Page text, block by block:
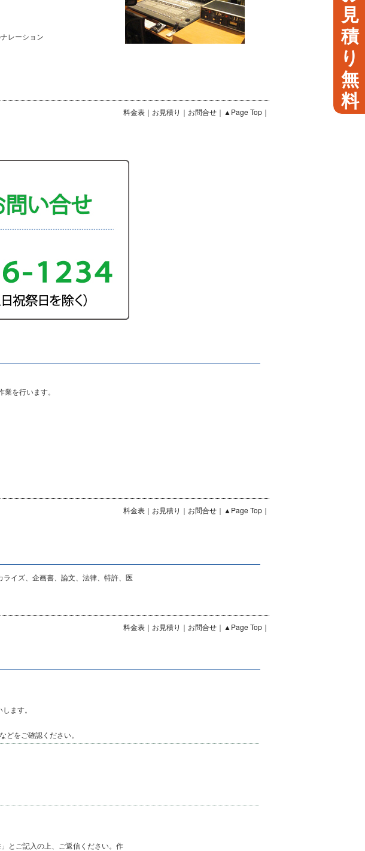
見
積
り
無
料
レーション
料金表 ｜ お見積り ｜ お問合せ ｜ ▲Page Top ｜
を行います。
料金表 ｜ お見積り ｜ お問合せ ｜ ▲Page Top ｜
イズ、企画書、論文、法律、特許、医
料金表 ｜ お見積り ｜ お問合せ ｜ ▲Page Top ｜
ます。
どをご確認ください。
とご記入の上、ご返信ください。作